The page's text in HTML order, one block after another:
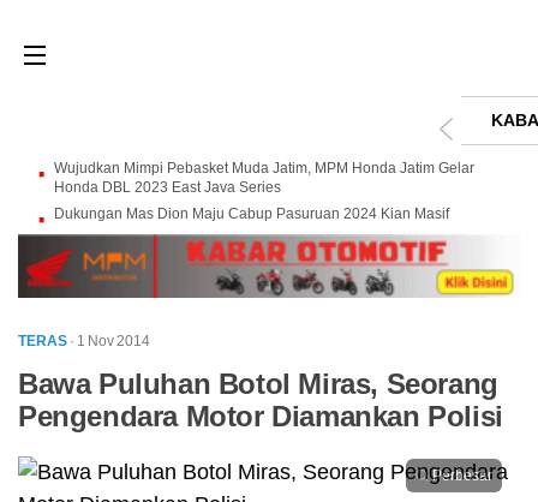
Wujudkan Mimpi Pebasket Muda Jatim, MPM Honda Jatim Gelar
Honda DBL 2023 East Java Series
Dukungan Mas Dion Maju Cabup Pasuruan 2024 Kian Masif
TERAS · 1 Nov 2014
Bawa Puluhan Botol Miras, Seorang
Pengendara Motor Diamankan Polisi
Perbesar